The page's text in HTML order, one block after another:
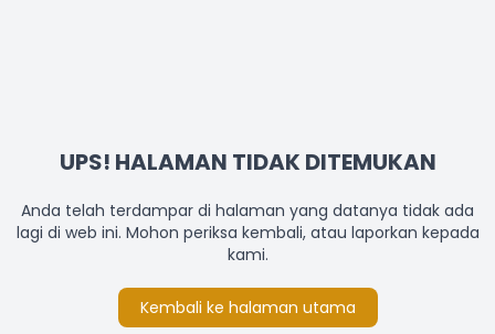
UPS! HALAMAN TIDAK DITEMUKAN
Anda telah terdampar di halaman yang datanya tidak ada
lagi di web ini. Mohon periksa kembali, atau laporkan kepada
kami.
Kembali ke halaman utama